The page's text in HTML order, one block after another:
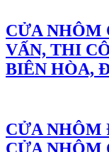
CỬA NHÔM
VẤN, THI
BIÊN HÒA,
CỬA NHÔM
CỬA NHÔM